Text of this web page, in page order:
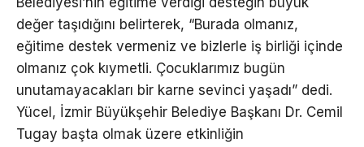
değer taşıdığını belirterek, “Burada olmanız,
eğitime destek vermeniz ve bizlerle iş birliği içinde
olmanız çok kıymetli. Çocuklarımız bugün
unutamayacakları bir karne sevinci yaşadı” dedi.
Yücel, İzmir Büyükşehir Belediye Başkanı Dr. Cemil
Tugay başta olmak üzere etkinliğin